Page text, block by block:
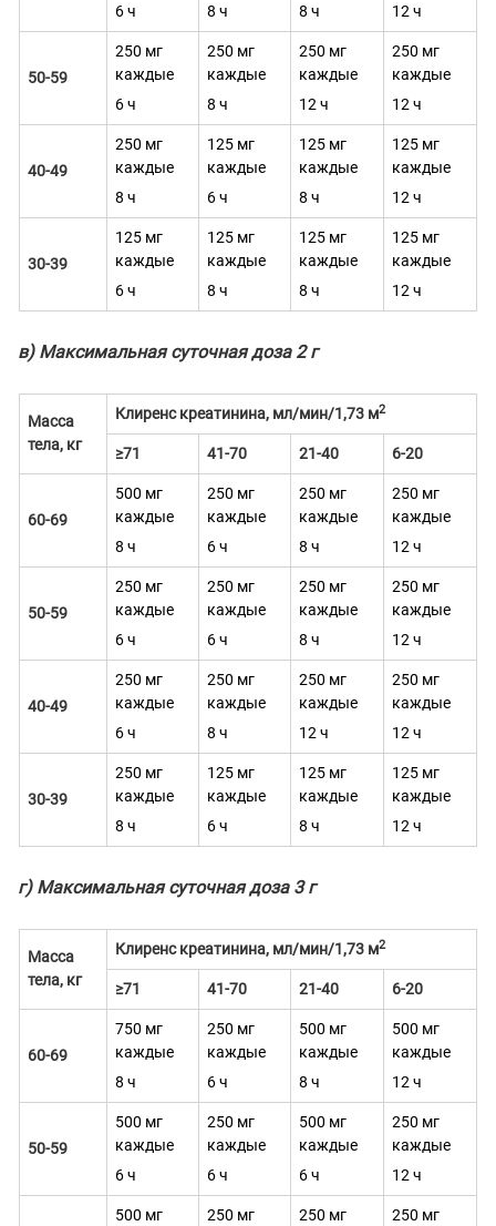
6 ч
8 ч
8 ч
12 ч
50-59
250 мг
каждые
6 ч
250 мг
каждые
8 ч
250 мг
каждые
12 ч
250 мг
каждые
12 ч
40-49
250 мг
каждые
8 ч
125 мг
каждые
6 ч
125 мг
каждые
8 ч
125 мг
каждые
12 ч
30-39
125 мг
каждые
6 ч
125 мг
каждые
8 ч
125 мг
каждые
8 ч
125 мг
каждые
12 ч
в) Максимальная суточная доза 2 г
Масса
тела, кг
Клиренс креатинина, мл/мин/1,73 м2
≥71 41-70 21-40 6-20
60-69
500 мг
каждые
8 ч
250 мг
каждые
6 ч
250 мг
каждые
8 ч
250 мг
каждые
12 ч
50-59
250 мг
каждые
6 ч
250 мг
каждые
6 ч
250 мг
каждые
8 ч
250 мг
каждые
12 ч
40-49
250 мг
каждые
6 ч
250 мг
каждые
8 ч
250 мг
каждые
12 ч
250 мг
каждые
12 ч
30-39
250 мг
каждые
8 ч
125 мг
каждые
6 ч
125 мг
каждые
8 ч
125 мг
каждые
12 ч
г) Максимальная суточная доза 3 г
Масса
тела, кг
Клиренс креатинина, мл/мин/1,73 м2
≥71 41-70 21-40 6-20
60-69
750 мг
каждые
8 ч
250 мг
каждые
6 ч
500 мг
каждые
8 ч
500 мг
каждые
12 ч
50-59
500 мг
каждые
6 ч
250 мг
каждые
6 ч
500 мг
каждые
6 ч
250 мг
каждые
12 ч
500 мг 250 мг 250 мг 250 мг